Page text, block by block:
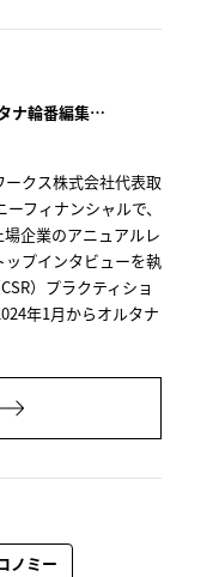
北村（宮子）佳代子（オルタナ輪番編集長）
クス株式会社代表取
フィナンシャルで、
企業のアニュアルレ
プインタビューを執
）プラクティショ
年1月からオルタナ
ノミー